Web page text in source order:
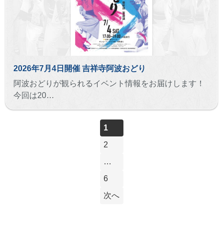
2026年7月4日開催 吉祥寺阿波おどり
阿波おどりが観られるイベント情報をお届けします！
今回は20…
1
2
…
6
次へ